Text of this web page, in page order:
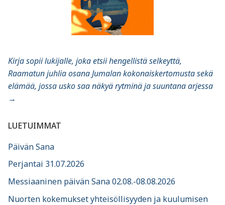
Kirja sopii lukijalle, joka etsii hengellistä selkeyttä,
Raamatun juhlia osana Jumalan kokonaiskertomusta sekä
elämää, jossa usko saa näkyä rytminä ja suuntana arjessa
→
LUETUIMMAT
Päivän Sana
Perjantai 31.07.2026
Messiaaninen päivän Sana 02.08.-08.08.2026
Nuorten kokemukset yhteisöllisyyden ja kuulumisen